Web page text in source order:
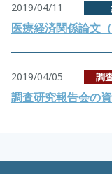
2019/04/11
医療経済関係論文
2019/04/05 調
調査研究報告会の